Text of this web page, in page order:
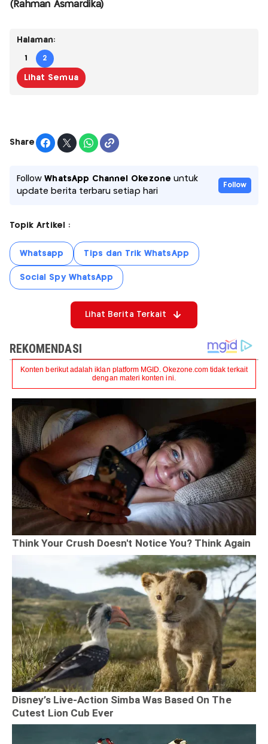
(Rahman Asmardika)
Halaman:
1 2
Lihat Semua
Share
FollowWhatsApp Channel Okezone untuk
update berita terbaru setiap hari
Follow
Topik Artikel :
Whatsapp Tips dan Trik WhatsApp
Social Spy WhatsApp
Lihat Berita Terkait